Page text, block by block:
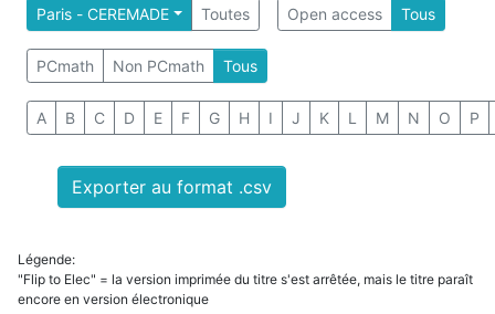
Paris - CEREMADE Toutes Open access Tous
PCmath Non PCmath Tous
A B C D E F G H I J K L M N O P
Exporter au format .csv
Légende:
"Flip to Elec" = la version imprimée du titre s'est arrêtée, mais le titre paraît
encore en version électronique